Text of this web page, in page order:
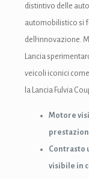
distintivo delle
automobilistico si
dell’innovazione.
Lancia
veicoli iconici
la Lancia Fulvia
Motore
Contrasto
visibile in